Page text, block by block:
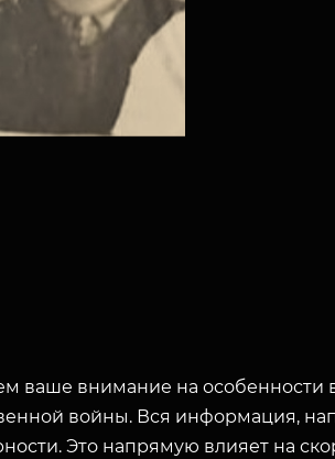
ваше внимание на особенности
войны. Вся информация,
Это напрямую влияет на